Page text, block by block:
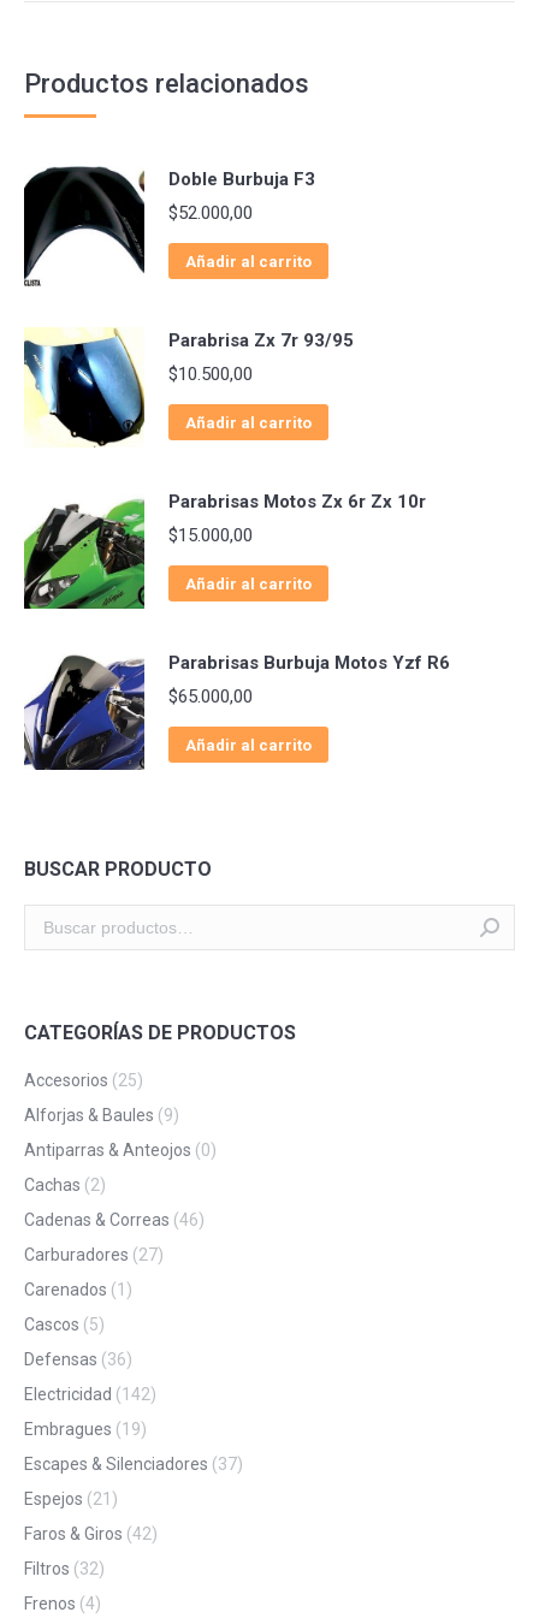
Productos relacionados
Doble Burbuja F3
$52.000,00
Añadir al carrito
Parabrisa Zx 7r 93/95
$10.500,00
Añadir al carrito
Parabrisas Motos Zx 6r Zx 10r
$15.000,00
Añadir al carrito
Parabrisas Burbuja Motos Yzf R6
$65.000,00
Añadir al carrito
BUSCAR PRODUCTO
CATEGORÍAS DE PRODUCTOS
Accesorios (25)
Alforjas & Baules (9)
Antiparras & Anteojos (0)
Cachas (2)
Cadenas & Correas (46)
Carburadores (27)
Carenados (1)
Cascos (5)
Defensas (36)
Electricidad (142)
Embragues (19)
Escapes & Silenciadores (37)
Espejos (21)
Faros & Giros (42)
Filtros (32)
Frenos (4)